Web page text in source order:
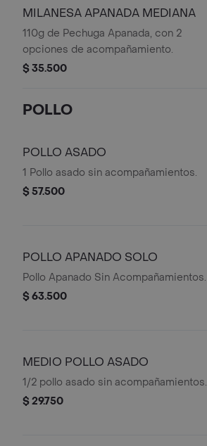
MILANESA APANADA MEDIANA
110g de Pechuga Apanada, con 2
opciones de acompañamiento.
$ 35.500
POLLO
POLLO ASADO
1 Pollo asado sin acompañamientos.
$ 57.500
POLLO APANADO SOLO
Pollo Apanado Sin Acompañamientos.
$ 63.500
MEDIO POLLO ASADO
1/2 pollo asado sin acompañamientos.
$ 29.750